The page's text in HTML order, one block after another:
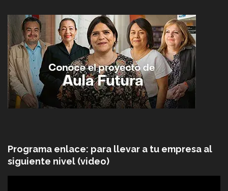
Programa enlace: para llevar a tu empresa al
siguiente nivel (video)